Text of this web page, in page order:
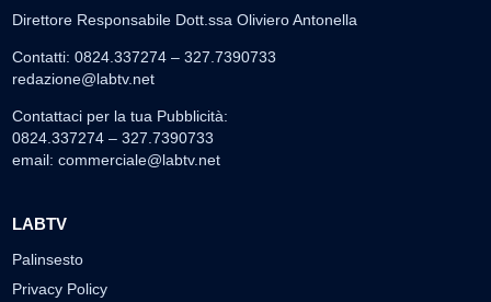
Direttore Responsabile Dott.ssa Oliviero Antonella
Contatti: 0824.337274 – 327.7390733
redazione@labtv.net
Contattaci per la tua Pubblicità:
0824.337274 – 327.7390733
email: commerciale@labtv.net
LABTV
Palinsesto
Privacy Policy